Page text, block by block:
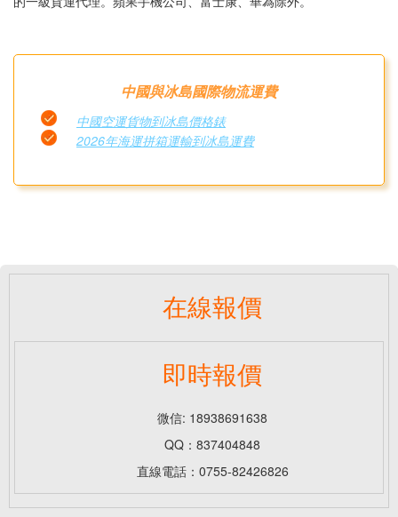
中國與冰島國際物流運費
中國空運貨物到冰島價格錶
2026年海運拼箱運輸到冰島運費
在線報價
即時報價
微信: 18938691638
QQ：837404848
直線電話：0755-82426826